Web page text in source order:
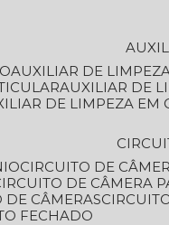
AUXILIAR DE
AUXILIAR DE
DE LIMPEZA EM
CIRCUITO DE
CIRCUITO DE CÂMERA
DE CÂMERAS
FECHADO